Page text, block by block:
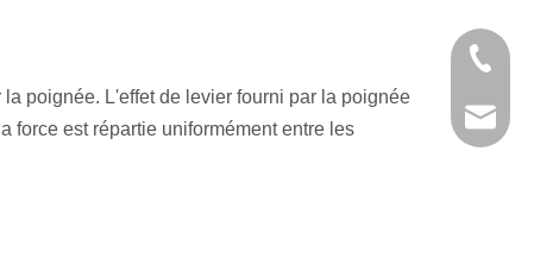
poignée. L'effet de levier fourni par la poignée
force est répartie uniformément entre les
+86 21